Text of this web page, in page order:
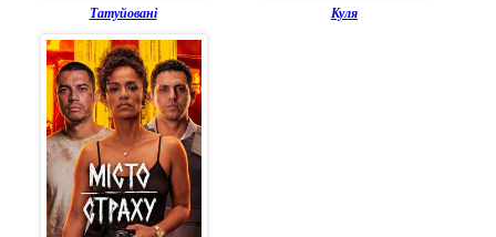
Татуйовані Куля